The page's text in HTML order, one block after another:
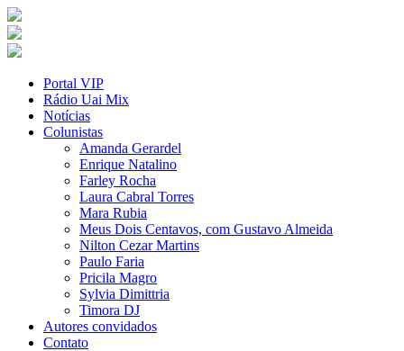
Portal VIP
Rádio Uai Mix
Notícias
Colunistas
Amanda Gerardel
Enrique Natalino
Farley Rocha
Laura Cabral Torres
Mara Rubia
Meus Dois Centavos, com Gustavo Almeida
Nilton Cezar Martins
Paulo Faria
Pricila Magro
Sylvia Dimittria
Timora DJ
Autores convidados
Contato